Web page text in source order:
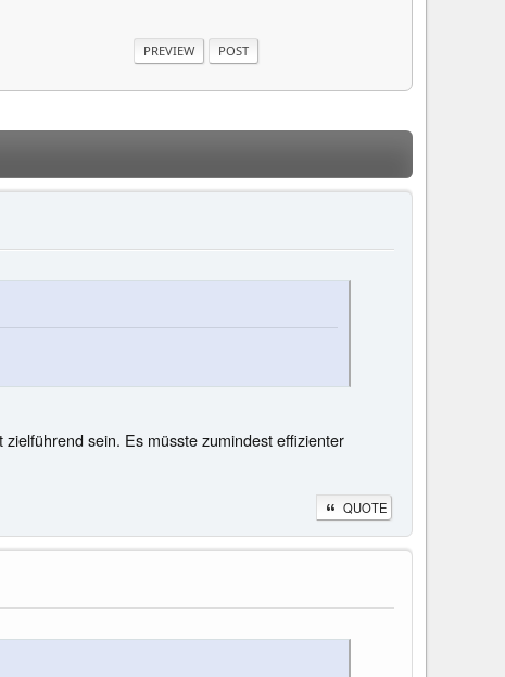
sein. Es müsste zumindest effizienter
QUOTE